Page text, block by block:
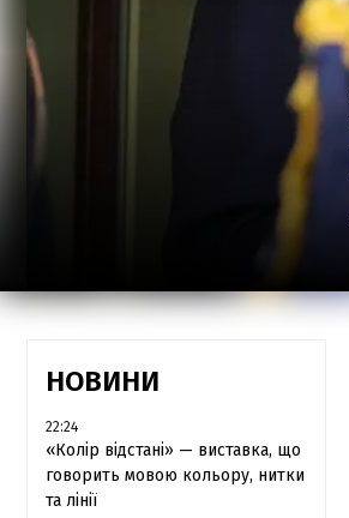
НОВИНИ
22:24
«Колір відстані» — виставка, що
говорить мовою кольору, нитки
та лінії